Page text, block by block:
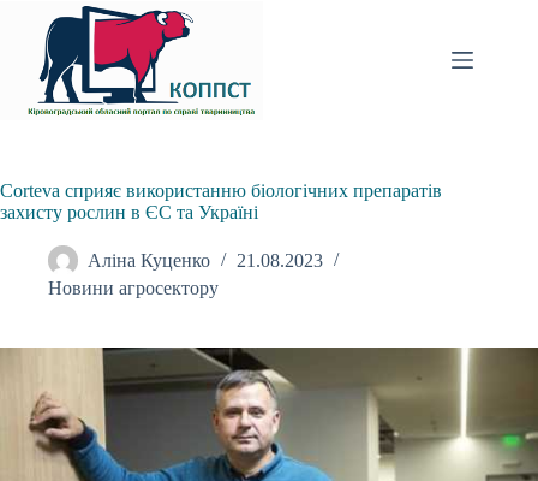
вмісту
Corteva сприяє використанню біологічних препаратів
захисту рослин в ЄС та Україні
Аліна Куценко
21.08.2023
Новини агросектору